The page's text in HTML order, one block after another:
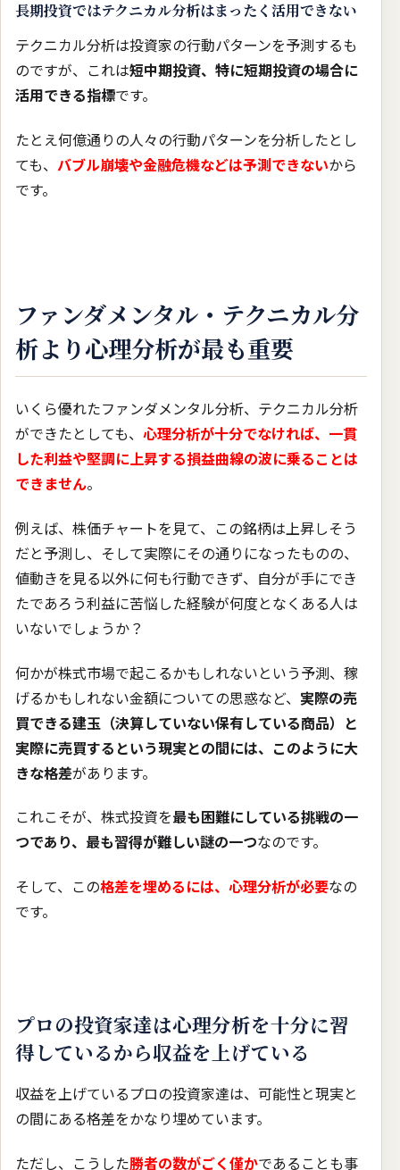
長期投資ではテクニカル分析はまったく活用できない
テクニカル分析は投資家の行動パターンを予測するも
のですが、これは短中期投資、特に短期投資の場合に
活用できる指標です。
たとえ何億通りの人々の行動パターンを分析したとし
ても、 バブル崩壊や金融危機などは予測できないから
です。
ファンダメンタル・テクニカル分
析より心理分析が最も重要
いくら優れたファンダメンタル分析、テクニカル分析
ができたとしても、 心理分析が十分でなければ、一貫
した利益や堅調に上昇する損益曲線の波に乗ることは
できません。
例えば、株価チャートを見て、この銘柄は上昇しそう
だと予測し、そして実際にその通りになったものの、
値動きを見る以外に何も行動できず、自分が手にでき
たであろう利益に苦悩した経験が何度となくある人は
いないでしょうか？
何かが株式市場で起こるかもしれないという予測、稼
げるかもしれない金額についての思惑など、 実際の売
買できる建玉（決算していない保有している商品）と
実際に売買するという現実との間には、このように大
きな格差があります。
これこそが、株式投資を最も困難にしている挑戦の一
つであり、最も習得が難しい謎の一つなのです。
そして、この格差を埋めるには、心理分析が必要なの
です。
プロの投資家達は心理分析を十分に習
得しているから収益を上げている
収益を上げているプロの投資家達は、可能性と現実と
の間にある格差をかなり埋めています。
ただし、こうした勝者の数がごく僅かであることも事